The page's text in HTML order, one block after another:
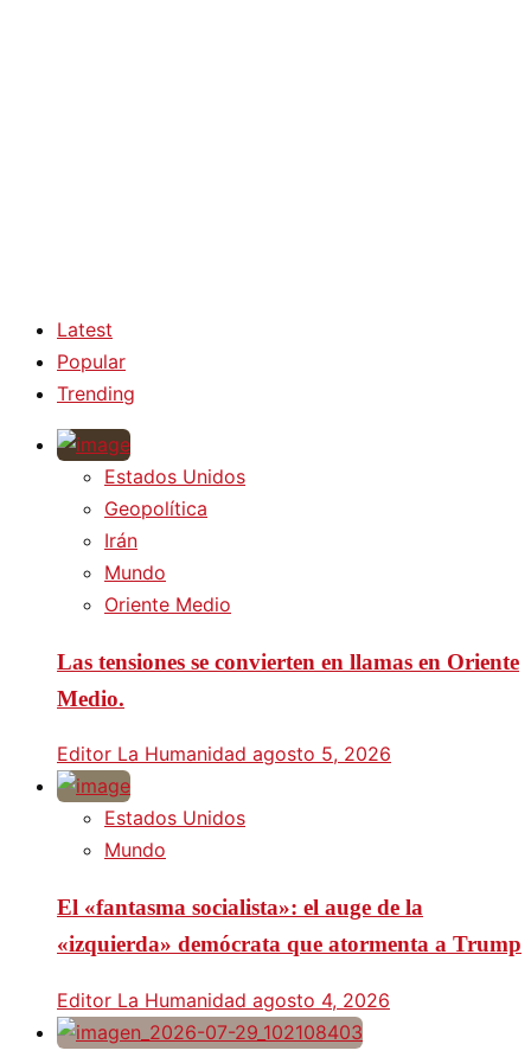
Latest
Popular
Trending
Estados Unidos
Geopolítica
Irán
Mundo
Oriente Medio
Las tensiones se convierten en llamas en Oriente
Medio.
Editor La Humanidad agosto 5, 2026
Estados Unidos
Mundo
El «fantasma socialista»: el auge de la
«izquierda» demócrata que atormenta a Trump
Editor La Humanidad agosto 4, 2026